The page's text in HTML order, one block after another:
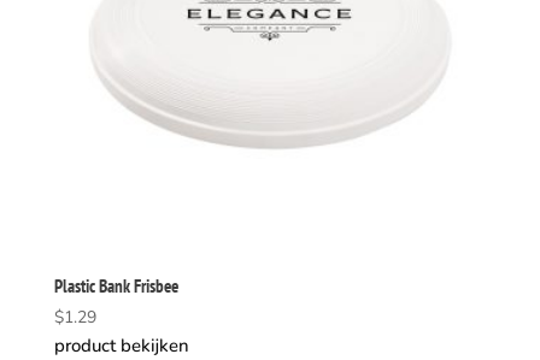
Plastic Bank Frisbee
$1.29
product bekijken